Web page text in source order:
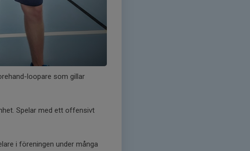
loopare som gillar
Spelar med ett offensivt
i föreningen under många